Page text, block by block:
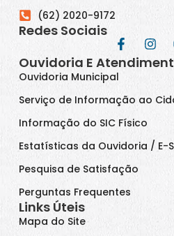
(62) 2020-9172
Redes Sociais
Ouvidoria E
Ouvidoria Municipal
Serviço de Informação ao
Informação do SIC Físico
Estatísticas da Ouvidoria / E-
Pesquisa de Satisfação
Perguntas Frequentes
Links Úteis
Mapa do Site